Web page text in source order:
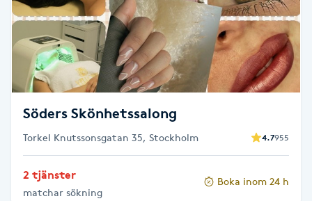
J
Japansk massage
K18
Katun fransar
Kemisk peeling
Söders Skönhetssalong
Torkel Knutssonsgatan 35, Stockholm 4.7955
2 tjänster
matchar sökning
Boka inom 24 h